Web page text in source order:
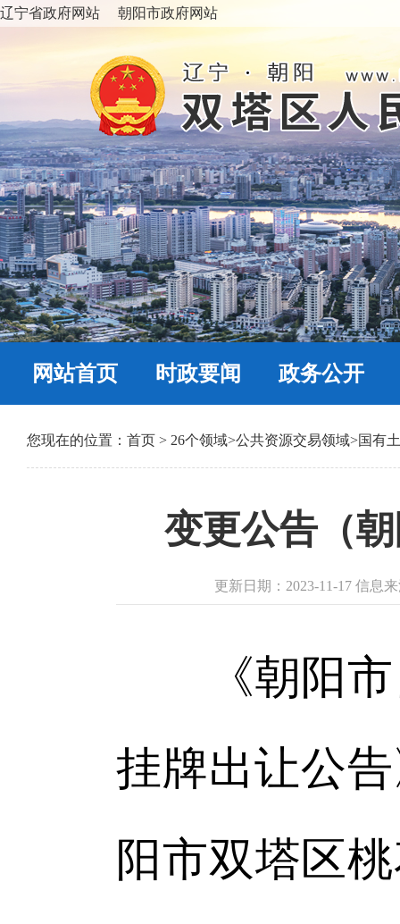
辽宁省政府网站 朝阳市政府网站
网站首页 时政要闻 政务公开
您现在的位置： 首页 > 26个领域>公共资源交易领域>国有
变更公告（
更新日期：2023-11-17 信息
《朝阳市
挂牌出让公
阳市双塔区